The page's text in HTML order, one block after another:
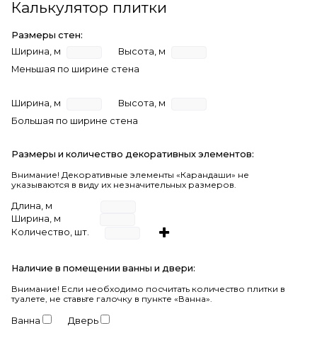
Калькулятор плитки
Размеры стен:
Ширина, м
Высота, м
Меньшая по ширине стена
Ширина, м
Высота, м
Большая по ширине стена
Размеры и количество декоративных элементов:
Внимание! Декоративные элементы «Карандаши» не
указываются в виду их незначительных размеров.
Длина, м
Ширина, м
Количество, шт.
Наличие в помещении ванны и двери:
Внимание! Если необходимо посчитать количество плитки в
туалете, не ставьте галочку в пункте «Ванна».
Ванна Дверь